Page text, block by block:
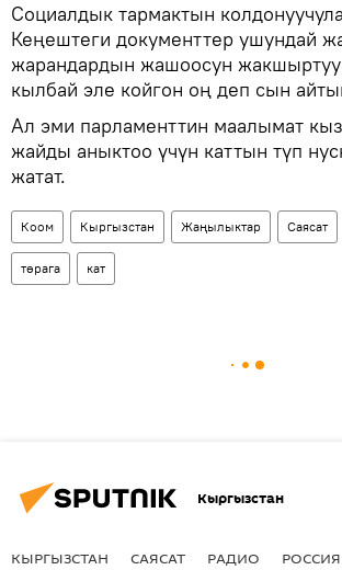
Социалдык тармактын
Кеңештеги документтер ушундай
жарандардын жашоосун жакшыртуу
кылбай эле койгон оң деп сын
Ал эми парламенттин маалымат
жайды аныктоо үчүн каттын түп
жатат.
Коом Кыргызстан Жаңылыктар Саясат
төрага кат
Кыргызстан
КЫРГЫЗСТАН САЯСАТ РАДИО РОССИЯ